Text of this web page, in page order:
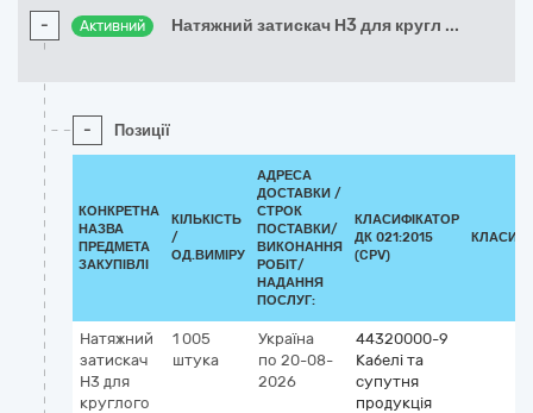
- Активний Натяжний затискач Н3 для кругл ...
- Позиції
КОНКРЕТНА
НАЗВА
ПРЕДМЕТА
ЗАКУПІВЛІ
КІЛЬКІСТЬ
/
ОД.ВИМІРУ
АДРЕСА
ДОСТАВКИ /
СТРОК
ПОСТАВКИ/
ВИКОНАННЯ
РОБІТ/
НАДАННЯ
ПОСЛУГ:
КЛАСИФІКАТОР
ДК 021:2015
(CPV)
Натяжний
затискач
Н3 для
круглого
1 005
штука
Україна
по 20-08-
2026
44320000-9
Кабелі та
супутня
продукція